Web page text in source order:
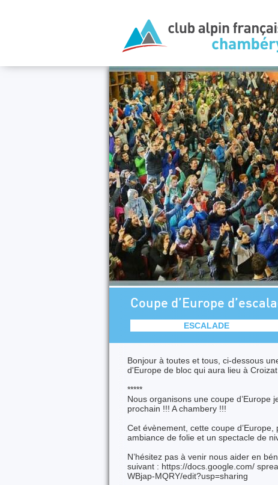
Coupe d’Europe
ESCALADE
Bonjour à toutes et tous, ci-dessous
d'Europe de bloc qui aura lieu à
*****
Nous organisons une coupe d’Europe
prochain !!! A chambery !!!
Cet évènement, cette coupe
ambiance de folie et un spectacle de
N’hésitez pas à venir nous aider en
suivant : https://docs.google.com/
WBjap-MQRY/edit?usp=sharing